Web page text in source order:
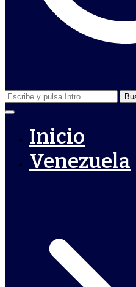
Buscar:
Inicio
Venezuela